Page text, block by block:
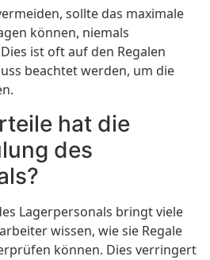
sollte das maximale
können, niemals
ist oft auf den Regalen
beachtet werden, um die
hat die
des
Lagerpersonals bringt viele
wissen, wie sie Regale
können. Dies verringert